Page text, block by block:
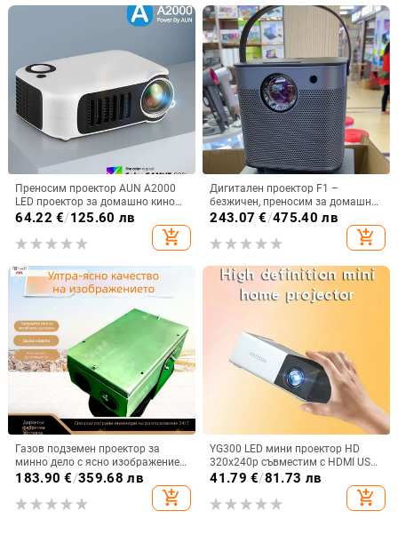
Преносим проектор AUN A2000
LED проектор за домашно кино
Мини кино Smart TV Beamer
Поддръжка на 1080P Full HD
филми
64.22 €/125.60 лв
add_shopping_cart
Дигитален проектор F1 –
безжичен, преносим за домашно
кино, резолюция 720P, режим на
прожекция: всички, тегло 1,58 кг
243.07 €/475.40 лв
add_shopping_cart
Газов подземен проектор за
минно дело с ясно изображение,
дълъг живот на батерията и
183.90 €/359.68 лв
add_shopping_cart
YG300 LED мини проектор HD
320x240p съвместим с HDMI USB
TF аудио домашен мултимедиен
плейър Интелигентен проектор
41.79 €/81.73 лв
add_shopping_cart